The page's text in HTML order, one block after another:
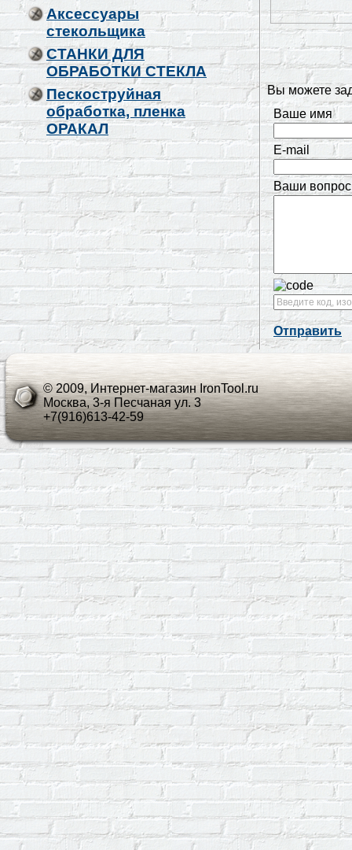
Аксессуары
стекольщика
СТАНКИ ДЛЯ
ОБРАБОТКИ СТЕКЛА
Пескоструйная
обработка, пленка
ОРАКАЛ
Вы можете
Ваше имя
E-mail
Ваши
Отправить
© 2009, Интернет-магазин IronTool.ru
Москва, 3-я Песчаная ул. 3
+7(916)613-42-59